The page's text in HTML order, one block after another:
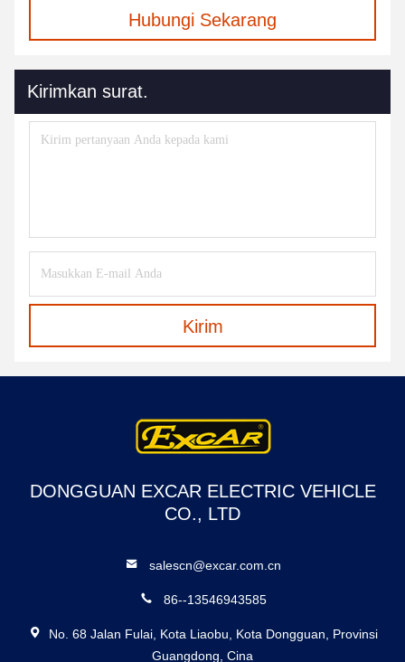
Hubungi Sekarang
Kirimkan surat.
Kirim
DONGGUAN EXCAR ELECTRIC VEHICLE
CO., LTD
salescn@excar.com.cn
86--13546943585
No. 68 Jalan Fulai, Kota Liaobu, Kota Dongguan, Provinsi
Guangdong, Cina